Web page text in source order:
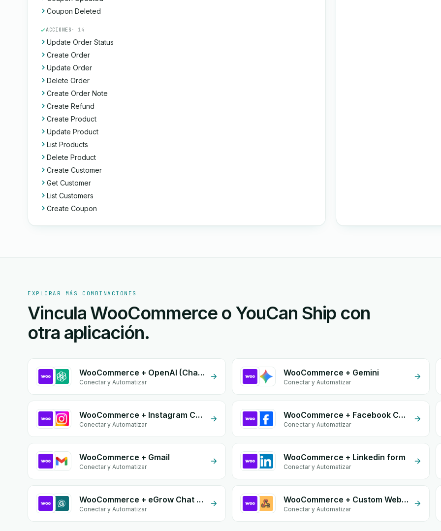
Coupon Deleted
ACCIONES · 14
Update Order Status
Create Order
Update Order
Delete Order
Create Order Note
Create Refund
Create Product
Update Product
List Products
Delete Product
Create Customer
Get Customer
List Customers
Create Coupon
EXPLORAR MÁS COMBINACIONES
Vincula WooCommerce o YouCan Ship con
otra aplicación.
WooCommerce + OpenAI (ChatGPT)
Conectar y Automatizar
WooCommerce + Gemini
Conectar y Automatizar
WooCommerce + Instagram Comment
Conectar y Automatizar
WooCommerce + Facebook Commerce
Conectar y Automatizar
WooCommerce + Gmail
Conectar y Automatizar
WooCommerce + Linkedin form
Conectar y Automatizar
WooCommerce + eGrow Chat Widget
Conectar y Automatizar
WooCommerce + Custom Webhook
Conectar y Automatizar